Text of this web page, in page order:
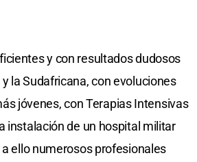
y con resultados dudosos
la Sudafricana, con evoluciones
jóvenes, con Terapias Intensivas
instalación de un hospital militar
ello numerosos profesionales